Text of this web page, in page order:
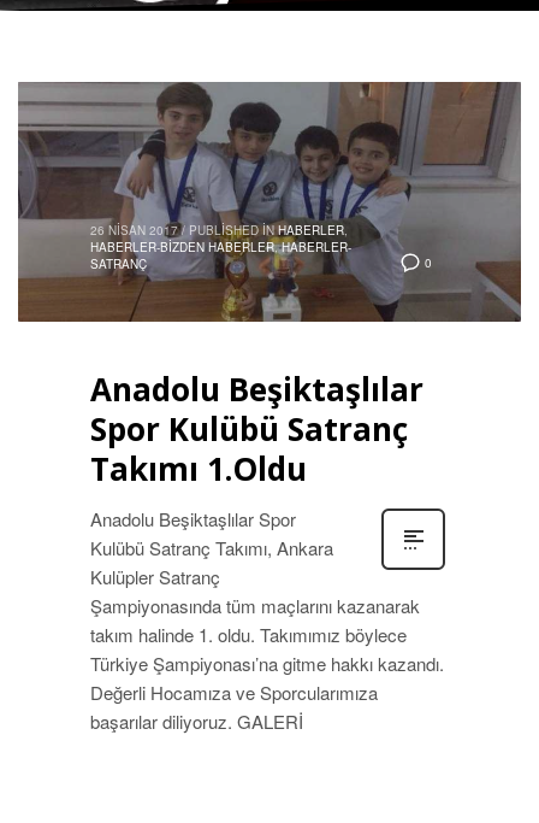
0
26 NISAN 2017 / PUBLISHED IN HABERLER,
HABERLER-BIZDEN HABERLER,HABERLER-
SATRANÇ
Anadolu Beşiktaşlılar
Spor Kulübü Satranç
Takımı 1.Oldu
Anadolu Beşiktaşlılar Spor
Kulübü Satranç Takımı, Ankara
Kulüpler Satranç
Şampiyonasında tüm maçlarını kazanarak
takım halinde 1. oldu. Takımımız böylece
Türkiye Şampiyonası’na gitme hakkı kazandı.
Değerli Hocamıza ve Sporcularımıza
başarılar diliyoruz. GALERİ